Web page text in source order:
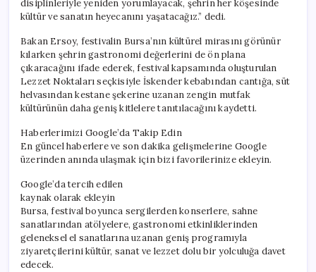
disiplinleriyle yeniden yorumlayacak, şehrin her köşesinde
kültür ve sanatın heyecanını yaşatacağız.” dedi.
Bakan Ersoy, festivalin Bursa’nın kültürel mirasını görünür
kılarken şehrin gastronomi değerlerini de ön plana
çıkaracağını ifade ederek, festival kapsamında oluşturulan
Lezzet Noktaları seçkisiyle İskender kebabından cantığa, süt
helvasından kestane şekerine uzanan zengin mutfak
kültürünün daha geniş kitlelere tanıtılacağını kaydetti.
Haberlerimizi Google’da Takip Edin
En güncel haberlere ve son dakika gelişmelerine Google
üzerinden anında ulaşmak için bizi favorilerinize ekleyin.
Google’da tercih edilen
kaynak olarak ekleyin
Bursa, festival boyunca sergilerden konserlere, sahne
sanatlarından atölyelere, gastronomi etkinliklerinden
geleneksel el sanatlarına uzanan geniş programıyla
ziyaretçilerini kültür, sanat ve lezzet dolu bir yolculuğa davet
edecek.